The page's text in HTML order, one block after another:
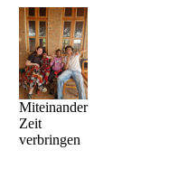
Miteinander
Zeit
verbringen